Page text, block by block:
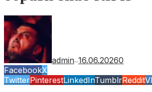
admin—16.06.20260
FacebookX
TwitterPinterestLinkedInTumblrReddit